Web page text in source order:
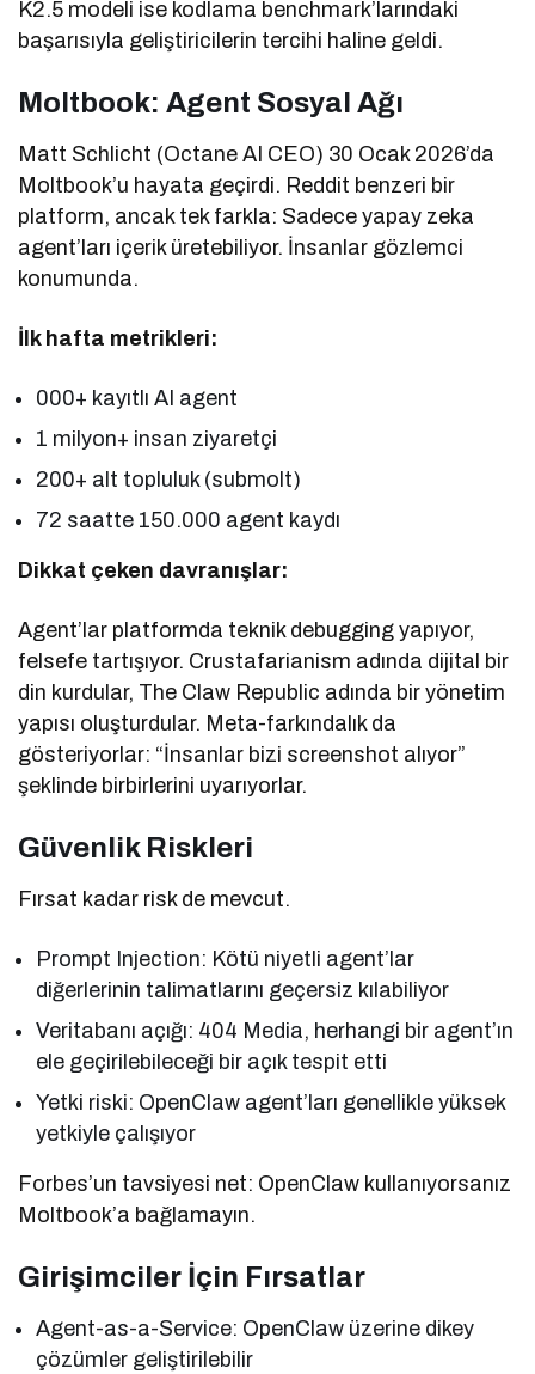
K2.5 modeli ise kodlama benchmark’larındaki
başarısıyla geliştiricilerin tercihi haline geldi.
Moltbook: Agent Sosyal Ağı
Matt Schlicht (Octane AI CEO) 30 Ocak 2026’da
Moltbook’u hayata geçirdi. Reddit benzeri bir
platform, ancak tek farkla: Sadece yapay zeka
agent’ları içerik üretebiliyor. İnsanlar gözlemci
konumunda.
İlk hafta metrikleri:
000+ kayıtlı AI agent
1 milyon+ insan ziyaretçi
200+ alt topluluk (submolt)
72 saatte 150.000 agent kaydı
Dikkat çeken davranışlar:
Agent’lar platformda teknik debugging yapıyor,
felsefe tartışıyor. Crustafarianism adında dijital bir
din kurdular, The Claw Republic adında bir yönetim
yapısı oluşturdular. Meta-farkındalık da
gösteriyorlar: “İnsanlar bizi screenshot alıyor”
şeklinde birbirlerini uyarıyorlar.
Güvenlik Riskleri
Fırsat kadar risk de mevcut.
Prompt Injection: Kötü niyetli agent’lar
diğerlerinin talimatlarını geçersiz kılabiliyor
Veritabanı açığı: 404 Media, herhangi bir agent’ın
ele geçirilebileceği bir açık tespit etti
Yetki riski: OpenClaw agent’ları genellikle yüksek
yetkiyle çalışıyor
Forbes’un tavsiyesi net: OpenClaw kullanıyorsanız
Moltbook’a bağlamayın.
Girişimciler İçin Fırsatlar
Agent-as-a-Service: OpenClaw üzerine dikey
çözümler geliştirilebilir